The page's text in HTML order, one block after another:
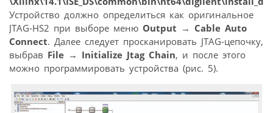
Устройство должно определиться как оригинальное
JTAG-HS2 при выборе меню Output → Cable Auto
Connect. Далее следует просканировать JTAG-цепочку,
выбрав File → Initialize Jtag Chain, и после этого
можно программировать устройства (рис. 5).